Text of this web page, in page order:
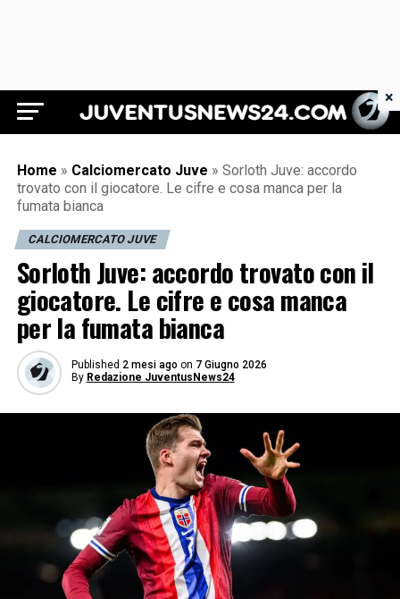
Juventus News 24
Home » Calciomercato Juve » Sorloth Juve: accordo
trovato con il giocatore. Le cifre e cosa manca per la
fumata bianca
CALCIOMERCATO JUVE
Sorloth Juve: accordo trovato con il
giocatore. Le cifre e cosa manca
per la fumata bianca
Published 2 mesi ago on 7 Giugno 2026
By Redazione JuventusNews24
×